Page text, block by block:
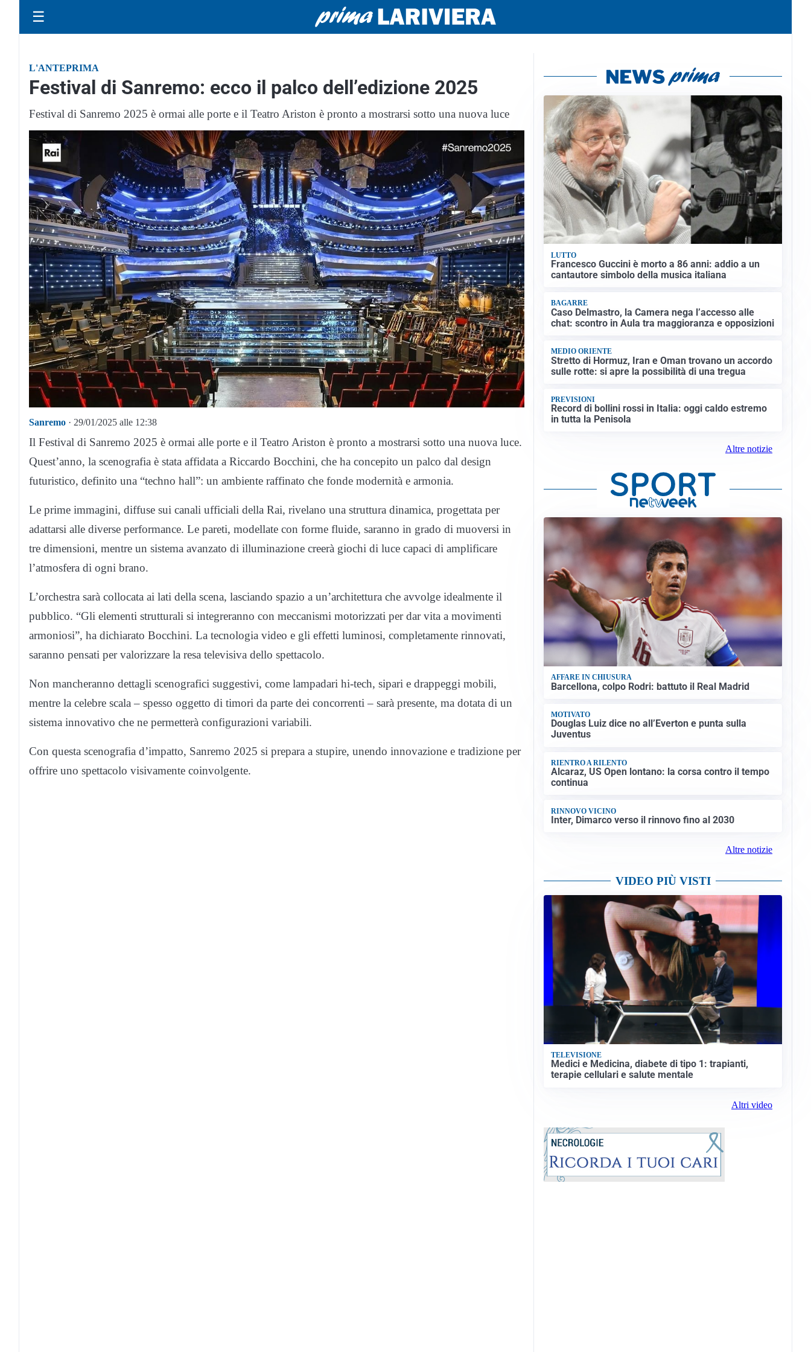
☰
L'ANTEPRIMA
Festival di Sanremo: ecco il palco dell’edizione 2025
Festival di Sanremo 2025 è ormai alle porte e il Teatro Ariston è pronto a mostrarsi sotto una nuova luce
Sanremo · 29/01/2025 alle 12:38
Il Festival di Sanremo 2025 è ormai alle porte e il Teatro Ariston è pronto a mostrarsi sotto una nuova luce.
Quest’anno, la scenografia è stata affidata a Riccardo Bocchini, che ha concepito un palco dal design
futuristico, definito una “techno hall”: un ambiente raffinato che fonde modernità e armonia.
Le prime immagini, diffuse sui canali ufficiali della Rai, rivelano una struttura dinamica, progettata per
adattarsi alle diverse performance. Le pareti, modellate con forme fluide, saranno in grado di muoversi in
tre dimensioni, mentre un sistema avanzato di illuminazione creerà giochi di luce capaci di amplificare
l’atmosfera di ogni brano.
L’orchestra sarà collocata ai lati della scena, lasciando spazio a un’architettura che avvolge idealmente il
pubblico. “Gli elementi strutturali si integreranno con meccanismi motorizzati per dar vita a movimenti
armoniosi”, ha dichiarato Bocchini. La tecnologia video e gli effetti luminosi, completamente rinnovati,
saranno pensati per valorizzare la resa televisiva dello spettacolo.
Non mancheranno dettagli scenografici suggestivi, come lampadari hi-tech, sipari e drappeggi mobili,
mentre la celebre scala – spesso oggetto di timori da parte dei concorrenti – sarà presente, ma dotata di un
sistema innovativo che ne permetterà configurazioni variabili.
Con questa scenografia d’impatto, Sanremo 2025 si prepara a stupire, unendo innovazione e tradizione per
offrire uno spettacolo visivamente coinvolgente.
LUTTO
Francesco Guccini è morto a 86 anni: addio a un
cantautore simbolo della musica italiana
BAGARRE
Caso Delmastro, la Camera nega l’accesso alle
chat: scontro in Aula tra maggioranza e opposizioni
MEDIO ORIENTE
Stretto di Hormuz, Iran e Oman trovano un accordo
sulle rotte: si apre la possibilità di una tregua
PREVISIONI
Record di bollini rossi in Italia: oggi caldo estremo
in tutta la Penisola
Altre notizie
AFFARE IN CHIUSURA
Barcellona, colpo Rodri: battuto il Real Madrid
MOTIVATO
Douglas Luiz dice no all’Everton e punta sulla
Juventus
RIENTRO A RILENTO
Alcaraz, US Open lontano: la corsa contro il tempo
continua
RINNOVO VICINO
Inter, Dimarco verso il rinnovo fino al 2030
Altre notizie
VIDEO PIÙ VISTI
TELEVISIONE
Medici e Medicina, diabete di tipo 1: trapianti,
terapie cellulari e salute mentale
Altri video